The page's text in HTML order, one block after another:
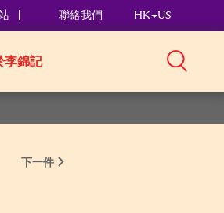
聯絡我們 HK US
李錦記
下一件